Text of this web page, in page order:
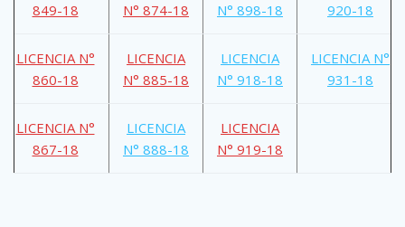
849-18
N° 874-18
N° 898-18
920-18
LICENCIA N°
860-18
LICENCIA
N° 885-18
LICENCIA
N° 918-18
LICENCIA N°
931-18
LICENCIA N°
867-18
LICENCIA
N° 888-18
LICENCIA
N° 919-18